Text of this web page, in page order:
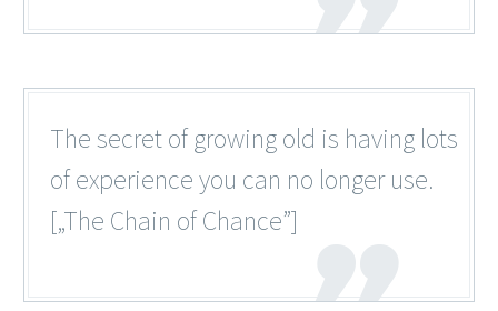
The secret of growing old is having lots
of experience you can no longer use.
[„The Chain of Chance”]